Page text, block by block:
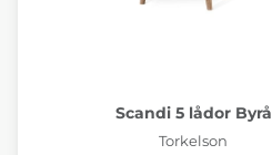
Scandi 5 lådor Byrå
Torkelson